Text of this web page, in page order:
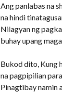
Ang panlabas na
na hindi
Nilagyan ng
buhay upang
Bukod dito, Kung
na pagpipilian
Pinagtibay namin